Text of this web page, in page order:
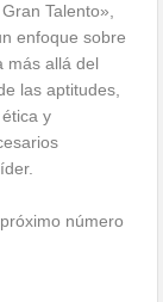
Talento»,
enfoque sobre
más allá del
las aptitudes,
y
número